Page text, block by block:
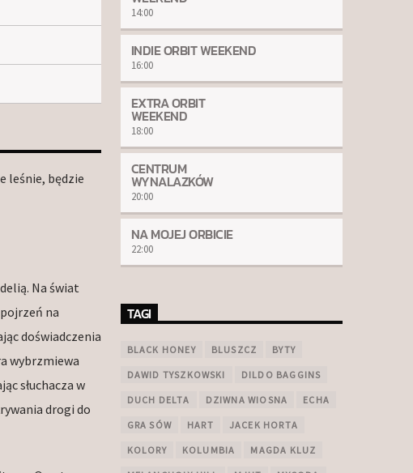
leśnie, będzie
Na świat
na
doświadczenia
wybrzmiewa
słuchacza w
drogi do
14:00
INDIE ORBIT WEEKEND
16:00
EXTRA ORBIT
WEEKEND
18:00
CENTRUM
WYNALAZKÓW
20:00
NA MOJEJ ORBICIE
22:00
TAGI
BLACK HONEY BLUSZCZ BYTY
DAWID TYSZKOWSKI DILDO BAGGINS
DUCH DELTA DZIWNA WIOSNA ECHA
GRA SÓW HART JACEK HORTA
KOLORY KOLUMBIA MAGDA KLUZ